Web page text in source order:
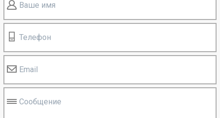
Ваше имя
Телефон
Email
Сообщение